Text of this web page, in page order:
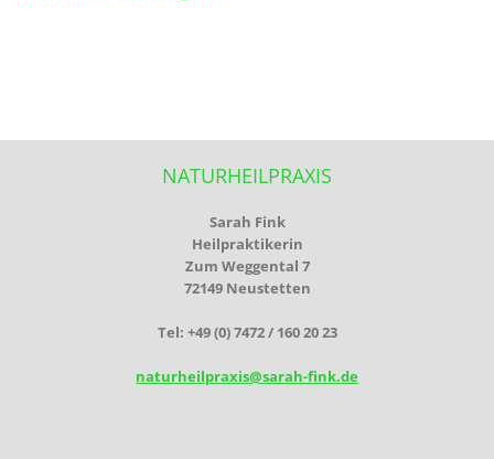
NATURHEILPRAXIS
Sarah Fink
Heilpraktikerin
Zum Weggental 7
72149 Neustetten
Tel: +49 (0) 7472 / 160 20 23
naturheilpraxis@sarah-fink.de